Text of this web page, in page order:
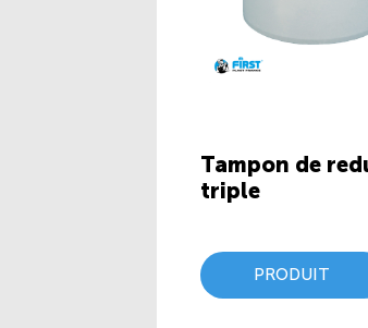
Tampon de
triple
PRODUIT